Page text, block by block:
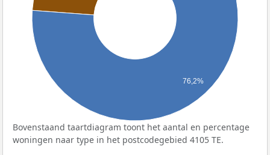
76,2%
Bovenstaand taartdiagram toont het aantal en percentage
woningen naar type in het postcodegebied 4105 TE.